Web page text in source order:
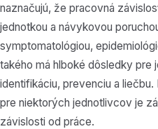
naznačujú, že pracovná
jednotkou a návykovou
symptomatológiou,
takého má hlboké dôsledky pre
identifikáciu, prevenciu a
pre niektorých jednotlivcov je
závislosti od práce.